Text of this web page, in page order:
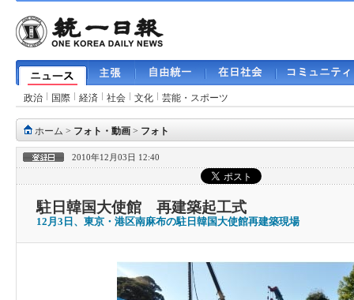
政治 国際 経済 社会 文化 芸能・スポーツ
ホーム > フォト・動画 > フォト
2010年12月03日 12:40
駐日韓国大使館 再建築起工式
12月3日、東京・港区南麻布の駐日韓国大使館再建築現場